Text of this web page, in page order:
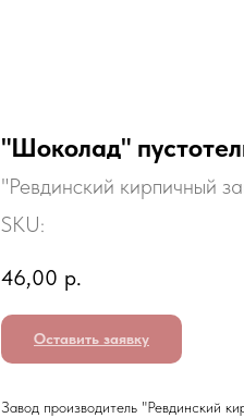
"Шоколад"
"Ревдинский кирпичный
SKU:
46,00 р.
Оставить заявку
Завод производитель "Ревдинский